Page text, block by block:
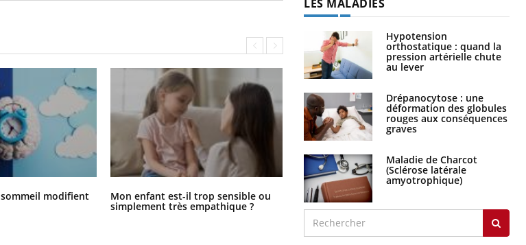
modifient Mon enfant est-il trop sensible ou
simplement très empathique ?
Bébés, jeunes enfants : quelle
trousse à pharmacie pour les
vacances ?
LES MALADIES
Hypotension
orthostatique : quand la
pression artérielle chute
au lever
Drépanocytose : une
déformation des globules
rouges aux conséquences
graves
Maladie de Charcot
(Sclérose latérale
amyotrophique)